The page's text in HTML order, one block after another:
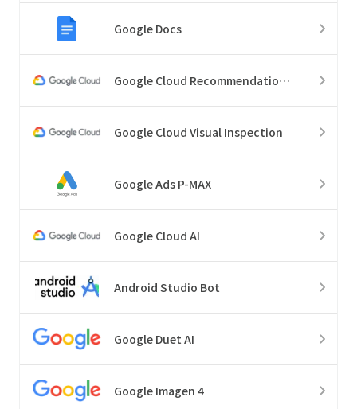
Google Docs
Google Cloud Recommendations
Google Cloud Visual Inspection
Google Ads P-MAX
Google Cloud AI
Android Studio Bot
Google Duet AI
Google Imagen 4